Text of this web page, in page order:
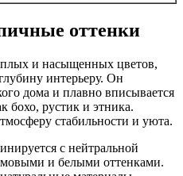
оттенки
и насыщенных цветов,
интерьеру. Он
дома и плавно вписывается
бохо, рустик и этника.
стабильности и уюта.
с нейтральной
и белыми оттенками.